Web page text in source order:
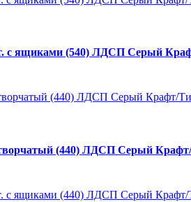
с ящиками (540) ЛДСП Серый
(440) ЛДСП Серый